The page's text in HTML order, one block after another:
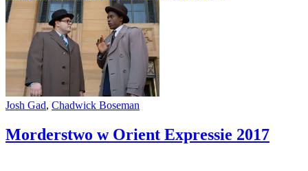
Josh Gad, Chadwick Boseman
Morderstwo w Orient Expressie 2017